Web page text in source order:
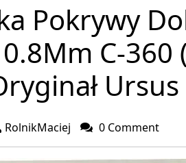
Pokrywy
C-360
Ursus
RolnikMaciej 0 Comment